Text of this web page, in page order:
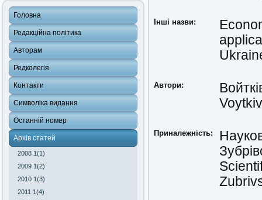
Головна
Редакційна політика
Авторам
Редколегія
Контакти
Символіка видання
Останній номер
Архів статей
2008 1(1)
2009 1(2)
2010 1(3)
2011 1(4)
Інші назви:
Автори:
Приналежність: